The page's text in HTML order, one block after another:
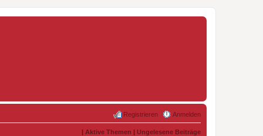
Anmelden
Registrieren
| Aktive Themen | Ungelesene Beiträge